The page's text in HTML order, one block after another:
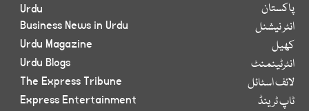
پاکستان
انٹر نیشنل
کھیل
انٹرٹینمنٹ
لائف اسٹائل
ٹاپ ٹرینڈ
Urdu
Business News in Urdu
Urdu Magazine
Urdu Blogs
The Express Tribune
Express Entertainment